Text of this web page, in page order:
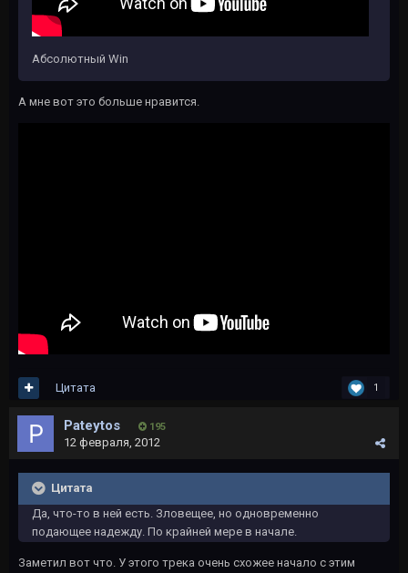
Абсолютный Win
А мне вот это больше нравится.
1
Цитата
Pateytos 195
12 февраля, 2012
Цитата
Да, что-то в ней есть. Зловещее, но одновременно
подающее надежду. По крайней мере в начале.
Заметил вот что. У этого трека очень схожее начало с этим